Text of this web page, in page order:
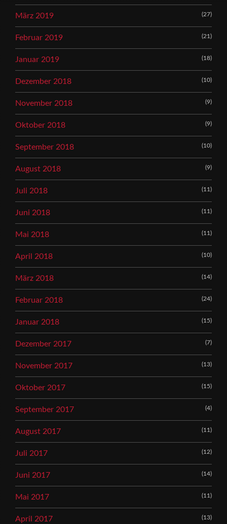
März 2019 (27)
Februar 2019 (21)
Januar 2019 (18)
Dezember 2018 (10)
November 2018 (9)
Oktober 2018 (9)
September 2018 (10)
August 2018 (9)
Juli 2018 (11)
Juni 2018 (11)
Mai 2018 (11)
April 2018 (10)
März 2018 (14)
Februar 2018 (24)
Januar 2018 (15)
Dezember 2017 (7)
November 2017 (13)
Oktober 2017 (15)
September 2017 (4)
August 2017 (11)
Juli 2017 (12)
Juni 2017 (14)
Mai 2017 (11)
April 2017 (13)